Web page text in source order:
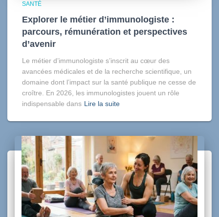
SANTÉ
Explorer le métier d’immunologiste :
parcours, rémunération et perspectives
d’avenir
Le métier d’immunologiste s’inscrit au cœur des
avancées médicales et de la recherche scientifique, un
domaine dont l’impact sur la santé publique ne cesse de
croître. En 2026, les immunologistes jouent un rôle
indispensable dans Lire la suite